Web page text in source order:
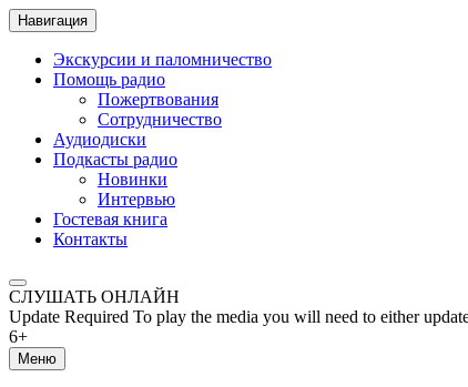
Навигация
Экскурсии и паломничество
Помощь радио
Пожертвования
Сотрудничество
Аудиодиски
Подкасты радио
Новинки
Интервью
Гостевая книга
Контакты
СЛУШАТЬ ОНЛАЙН
Update Required To play the media you will need to either
6+
Меню